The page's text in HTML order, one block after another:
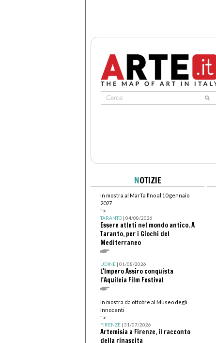
NOTIZIE
In mostra al MarTa fino al 10 gennaio
2027
">
TARANTO | 04/08/2026
Essere atleti nel mondo antico. A
Taranto, per i Giochi del
Mediterraneo
UDINE | 01/08/2026
L'Impero Assiro conquista
l'Aquileia Film Festival
In mostra da ottobre al Museo degli
Innocenti
">
FIRENZE | 31/07/2026
Artemisia a Firenze, il racconto
della rinascita